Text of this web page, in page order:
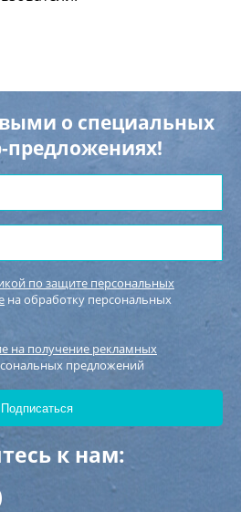
о специальных
предложениях!
по защите персональных
на обработку персональных
на получение рекламных
предложений
к нам: